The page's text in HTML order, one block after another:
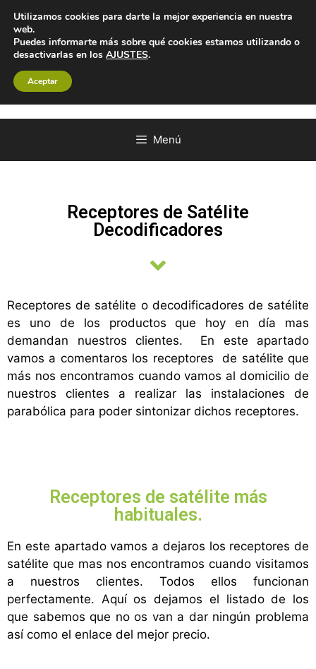
Menú
Receptores de Satélite
Decodificadores
Receptores de satélite o decodificadores de satélite
es uno de los productos que hoy en día mas
demandan nuestros clientes. En este apartado
vamos a comentaros los receptores de satélite que
más nos encontramos cuando vamos al domicilio de
nuestros clientes a realizar las instalaciones de
parabólica para poder sintonizar dichos receptores.
Receptores de satélite más
habituales.
En este apartado vamos a dejaros los receptores de
satélite que mas nos encontramos cuando visitamos
a nuestros clientes. Todos ellos funcionan
perfectamente. Aquí os dejamos el listado de los
que sabemos que no os van a dar ningún problema
así como el enlace del mejor precio.
Utilizamos cookies para darte la mejor experiencia en nuestra
web.
Puedes informarte más sobre qué cookies estamos utilizando o
desactivarlas en los AJUSTES.
Aceptar